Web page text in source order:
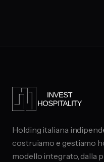
Holding italiana
costruiamo e gestiamo
modello integrato, dalla